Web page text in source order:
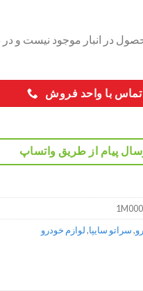
در انبار موجود نیست و
تماس با واحد فروش
پیام از طریق واتساپ
,سراتو سایپا,لوازم خودرو